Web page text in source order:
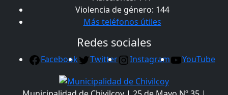
Violencia de género: 144
Más teléfonos útiles
Redes sociales
Facebook Twitter Instagram YouTube